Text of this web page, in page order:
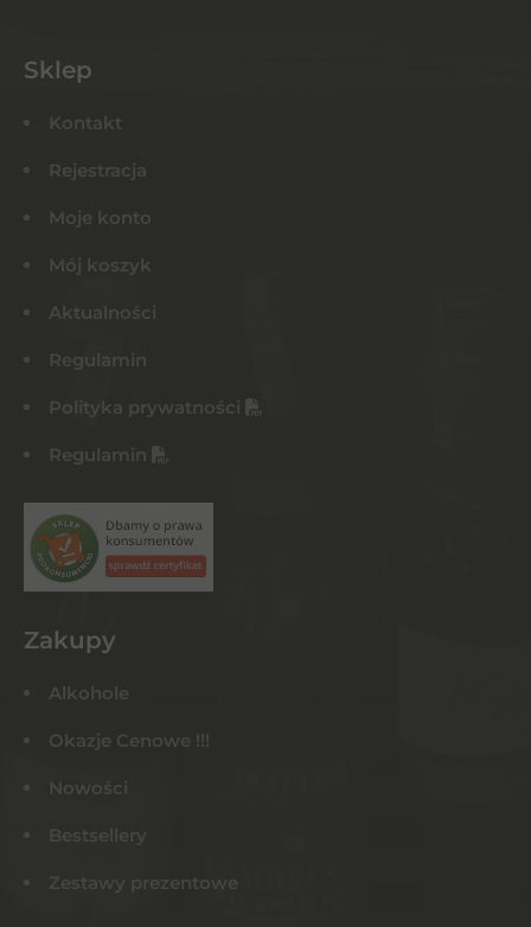
Sklep
Kontakt
Rejestracja
Moje konto
Mój koszyk
Aktualności
Regulamin
Polityka prywatności
Regulamin
Zakupy
Alkohole
Okazje Cenowe !!!
Nowości
Bestsellery
Zestawy prezentowe